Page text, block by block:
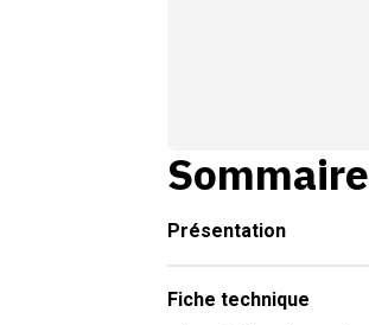
Sommaire
Présentation
Fiche technique